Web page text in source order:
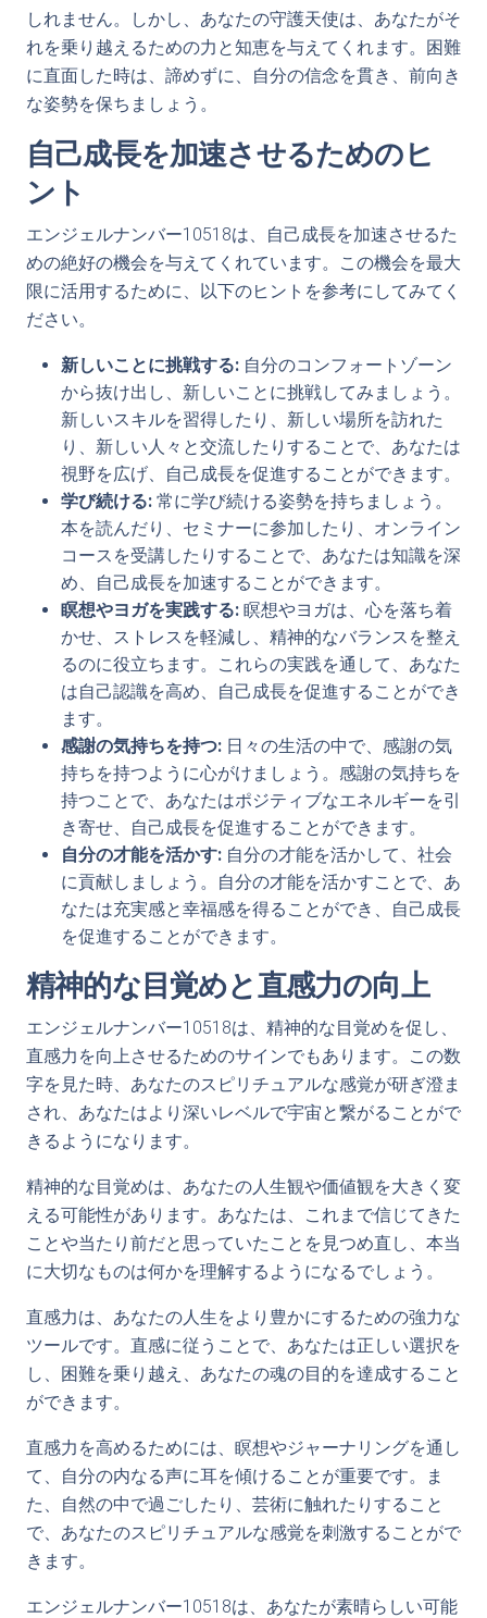
しれません。しかし、あなたの守護天使は、あなたがそ
れを乗り越えるための力と知恵を与えてくれます。困難
に直面した時は、諦めずに、自分の信念を貫き、前向き
な姿勢を保ちましょう。
自己成長を加速させるためのヒ
ント
エンジェルナンバー10518は、自己成長を加速させるた
めの絶好の機会を与えてくれています。この機会を最大
限に活用するために、以下のヒントを参考にしてみてく
ださい。
新しいことに挑戦する: 自分のコンフォートゾーン
から抜け出し、新しいことに挑戦してみましょう。
新しいスキルを習得したり、新しい場所を訪れた
り、新しい人々と交流したりすることで、あなたは
視野を広げ、自己成長を促進することができます。
学び続ける: 常に学び続ける姿勢を持ちましょう。
本を読んだり、セミナーに参加したり、オンライン
コースを受講したりすることで、あなたは知識を深
め、自己成長を加速することができます。
瞑想やヨガを実践する: 瞑想やヨガは、心を落ち着
かせ、ストレスを軽減し、精神的なバランスを整え
るのに役立ちます。これらの実践を通して、あなた
は自己認識を高め、自己成長を促進することができ
ます。
感謝の気持ちを持つ: 日々の生活の中で、感謝の気
持ちを持つように心がけましょう。感謝の気持ちを
持つことで、あなたはポジティブなエネルギーを引
き寄せ、自己成長を促進することができます。
自分の才能を活かす: 自分の才能を活かして、社会
に貢献しましょう。自分の才能を活かすことで、あ
なたは充実感と幸福感を得ることができ、自己成長
を促進することができます。
精神的な目覚めと直感力の向上
エンジェルナンバー10518は、精神的な目覚めを促し、
直感力を向上させるためのサインでもあります。この数
字を見た時、あなたのスピリチュアルな感覚が研ぎ澄ま
され、あなたはより深いレベルで宇宙と繋がることがで
きるようになります。
精神的な目覚めは、あなたの人生観や価値観を大きく変
える可能性があります。あなたは、これまで信じてきた
ことや当たり前だと思っていたことを見つめ直し、本当
に大切なものは何かを理解するようになるでしょう。
直感力は、あなたの人生をより豊かにするための強力な
ツールです。直感に従うことで、あなたは正しい選択を
し、困難を乗り越え、あなたの魂の目的を達成すること
ができます。
直感力を高めるためには、瞑想やジャーナリングを通し
て、自分の内なる声に耳を傾けることが重要です。ま
た、自然の中で過ごしたり、芸術に触れたりすること
で、あなたのスピリチュアルな感覚を刺激することがで
きます。
エンジェルナンバー10518は、あなたが素晴らしい可能